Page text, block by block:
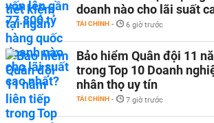
doanh nào cho lãi suất
TÀI CHÍNH - 6 giờ trước
Bảo hiểm Quân đội 11
trong Top 10 Doanh
nhân thọ uy tín
TÀI CHÍNH - 7 giờ trước